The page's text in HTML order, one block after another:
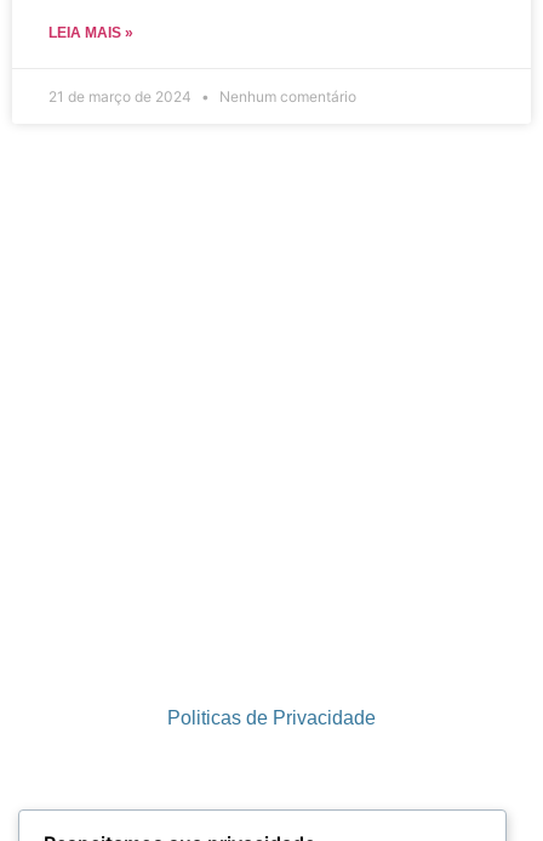
LEIA MAIS »
21 de março de 2024 Nenhum comentário
Politicas de Privacidade
Termos e Condições